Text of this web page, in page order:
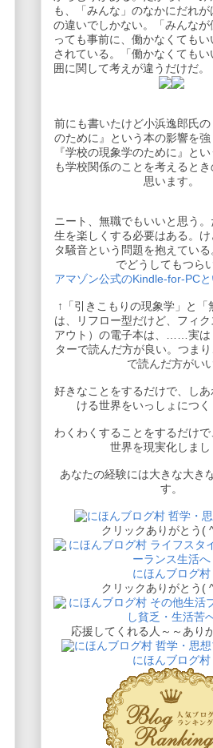
も、「みんな」のなかにだれ
の違いでしかない。「みんな
っても事前に、働かなくても
されている。「働かなくても
囲に関して考えが違うだけだ。
前にも書いたけど小浜逸郎氏
のために』という本の影響を強
『学校の現象学のために』と
も学校関係のことを考えると
思います。
ニート、無職でもいいと思う
生を楽しくする必要はある。
タ騒音という問題を抱えてい
でどうしてもつらい
アマゾン公式のKindle-for-PC
↑「引きこもりの現象学」と「
は、リフロー型だけど、フィ
アウト）の電子本は、……実は
ターで読んだ方が良い。つま
で読んだ方がい
好きなことをするだけで、し
ける世界をいっしょにつく
わくわくすることをするだけ
世界を現実化しまし
あなたの経験には大きな大き
す。
クリックありがとう(
にほんブログ村
クリックありがとう(
応援してくれる人～～あり
にほんブログ村